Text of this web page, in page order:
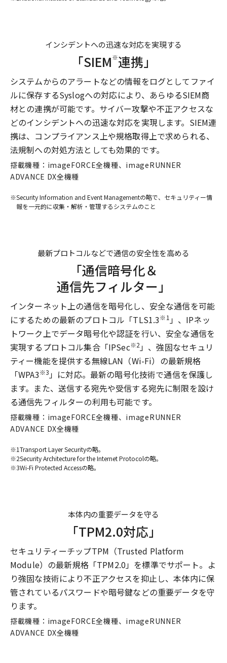
インシデントへの迅速な対応を実現する
「SIEM※連携」
システムからのアラートなどの情報をログとしてファイ
ルに保存するSyslogへの対応により、あらゆるSIEM商
材との連携が可能です。サイバー攻撃や不正アクセスな
どのインシデントへの迅速な対応を実現します。SIEM連
携は、コンプライアンス上や規格取得上で求められる、
法規制への対処方法としても効果的です。
搭載機種：imageFORCE全機種、imageRUNNER
ADVANCE DX全機種
※Security Information and Event Managementの略で、セキュリティー情
報を一元的に収集・解析・管理するシステムのこと
最新プロトコルなどで通信の安全性を高める
「通信暗号化＆
通信先フィルター」
インターネット上の通信を暗号化し、安全な通信を可能
にするための最新のプロトコル「TLS1.3※1 」、IPネッ
トワーク上でデータ暗号化や認証を行い、安全な通信を
実現するプロトコル集合「IPSec※2 」、強固なセキュリ
ティー機能を提供する無線LAN（Wi-Fi）の最新規格
「WPA3※3 」に対応。最新の暗号化技術で通信を保護し
ます。また、送信する宛先や受信する宛先に制限を設け
る通信先フィルターの利用も可能です。
搭載機種：imageFORCE全機種、imageRUNNER
ADVANCE DX全機種
※1Transport Layer Securityの略。
※2Security Architecture for the Internet Protocolの略。
※3Wi-Fi Protected Accessの略。
本体内の重要データを守る
「TPM2.0対応」
セキュリティーチップTPM（Trusted Platform
Module）の最新規格「TPM2.0」を標準でサポート。よ
り強固な技術により不正アクセスを抑止し、本体内に保
管されているパスワードや暗号鍵などの重要データを守
ります。
搭載機種：imageFORCE全機種、imageRUNNER
ADVANCE DX全機種